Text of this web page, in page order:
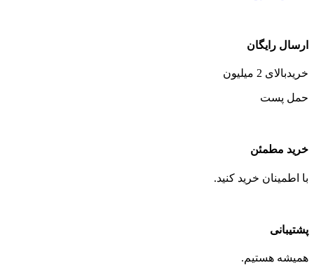
ارسال رایگان
خریدبالای 2 میلیون
حمل پست
خرید مطمئن
با اطمینان خرید کنید.
پشتیبانی
همیشه هستیم.